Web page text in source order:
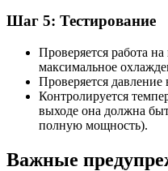
Шаг 5: Тестирование
Проверяется работа
максимальное
Проверяется давление
Контролируется
выходе она должна
полную мощность).
Важные